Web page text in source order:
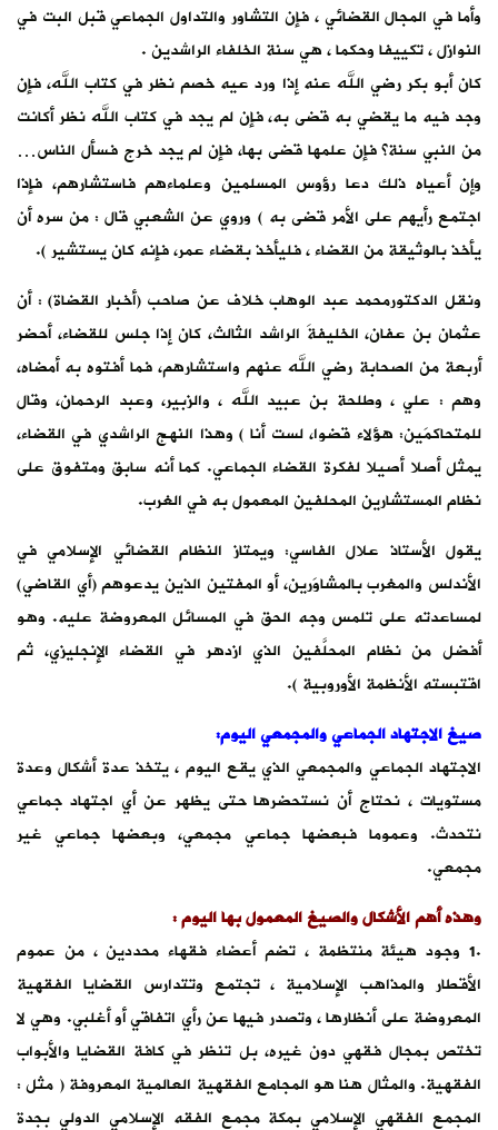
وأما في المجال القضائي ، فإن التشاور والتداول الجماعي قبل البت في
النوازل ، تكييفا وحكما ، هي سنة الخلفاء الراشدين .
كان أبو بكر رضي الله عنه إذا ورد عيه خصم نظر في كتاب الله، فإن
وجد فيه ما يقضي به قضى به، فإن لم يجد في كتاب الله نظر أكانت
من النبي سنة؟ فإن علمها قضى بها، فإن لم يجد خرج فسأل الناس…
وإن أعياه ذلك دعا رؤوس المسلمين وعلماءهم فاستشارهم، فإذا
اجتمع رأيهم على الأمر قضى به ) وروي عن الشعبي قال : من سره أن
يأخذ بالوثيقة من القضاء ، فليأخذ بقضاء عمر، فإنه كان يستشير ).
ونقل الدكتورمحمد عبد الوهاب خلاف عن صاحب (أخبار القضاة) : أن
عثمان بن عفان، الخليفةَ الراشد الثالث، كان إذا جلس للقضاء، أحضر
أربعة من الصحابة رضي الله عنهم واستشارهم، فما أفتوه به أمضاه،
وهم : علي ، وطلحة بن عبيد الله ، والزبير، وعبد الرحمان، وقال
للمتحاكمَين: هؤلاء قضوا، لست أنا ) وهذا النهج الراشدي في القضاء،
يمثل أصلا أصيلا لفكرة القضاء الجماعي. كما أنه سابق ومتفوق على
نظام المستشارين المحلفين المعمول به في الغرب.
يقول الأستاذ علال الفاسي: ويمتاز النظام القضائي الإسلامي في
الأندلس والمغرب بالمشاوَرين، أو المفتين الذين يدعوهم (أي القاضي)
لمساعدته على تلمس وجه الحق في المسائل المعروضة عليه. وهو
أفضل من نظام المحلَّفين الذي ازدهر في القضاء الإنجليزي، ثم
اقتبسته الأنظمة الأوروبية ).
صيغ الاجتهاد الجماعي والمجمعي اليوم:
الاجتهاد الجماعي والمجمعي الذي يقع اليوم ، يتخذ عدة أشكال وعدة
مستويات ، نحتاج أن نستحضرها حتى يظهر عن أي اجتهاد جماعي
نتحدث. وعموما فبعضها جماعي مجمعي، وبعضها جماعي غير
مجمعي.
وهذه أهم الأشكال والصيغ المعمول بها اليوم :
.1 وجود هيئة منتظمة ، تضم أعضاء فقهاء محددين ، من عموم
الأقطار والمذاهب الإسلامية ، تجتمع وتتدارس القضايا الفقهية
المعروضة على أنظارها ، وتصدر فيها عن رأي اتفاقي أو أغلبي. وهي لا
تختص بمجال فقهي دون غيره، بل تنظر في كافة القضايا والأبواب
الفقهية. والمثال هنا هو المجامع الفقهية العالمية المعروفة ( مثل :
المجمع الفقهي الإسلامي بمكة مجمع الفقه الإسلامي الدولي بجدة